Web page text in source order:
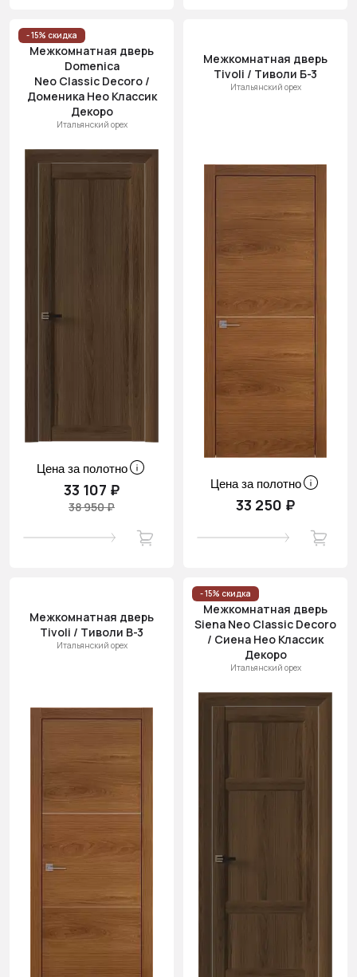
- 15% скидка
Межкомнатная дверь
Domenica
Neo Classic Decoro /
Доменика Нео Классик
Декоро
Итальянский орех
Цена за полотно
33 107 ₽
38 950 ₽
Межкомнатная дверь
Tivoli / Тиволи Б-3
Итальянский орех
Цена за полотно
33 250 ₽
Межкомнатная дверь
Tivoli / Тиволи В-3
Итальянский орех
- 15% скидка
Межкомнатная дверь
Siena Neo Classic Decoro
/ Сиена Нео Классик
Декоро
Итальянский орех